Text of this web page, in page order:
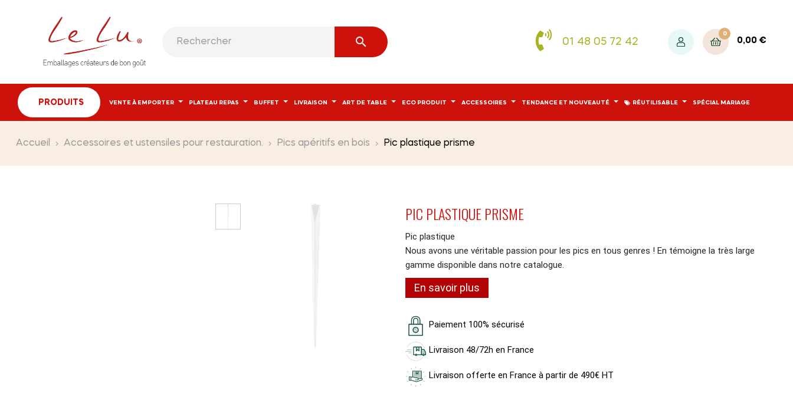
 01 48 05 72 42
0
0,00 €
PRODUITS VENTE À EMPORTER PLATEAU REPAS BUFFET LIVRAISON ART DE TABLE ECO PRODUIT ACCESSOIRES TENDANCE ET NOUVEAUTÉ RÉUTILISABLE SPÉCIAL MARIAGE
Accueil Accessoires et ustensiles pour restauration. Pics apéritifs en bois Pic plastique prisme
PIC PLASTIQUE PRISME
Pic plastique
Nous avons une véritable passion pour les pics en tous genres ! En témoigne la très large
gamme disponible dans notre catalogue.
En savoir plus
Paiement 100% sécurisé
Livraison 48/72h en France
Livraison offerte en France à partir de 490€ HT